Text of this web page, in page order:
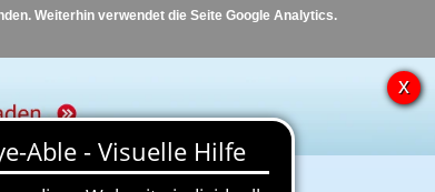
Weiterhin verwendet die Seite Google Analytics.